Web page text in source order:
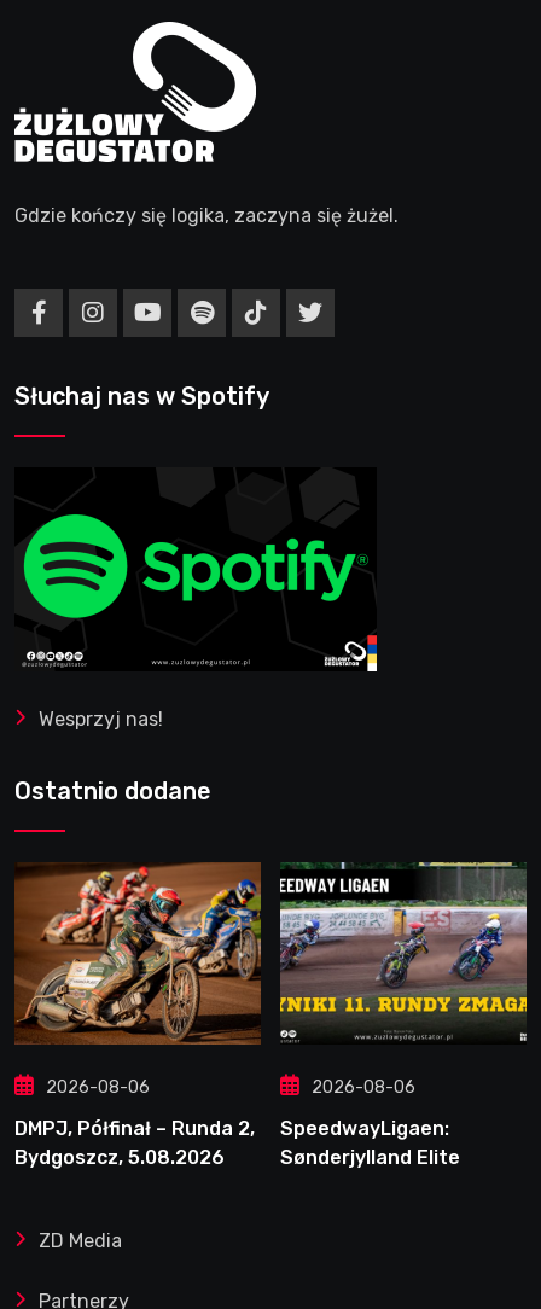
Gdzie kończy się logika, zaczyna się żużel.
Słuchaj nas w Spotify
Wesprzyj nas!
Ostatnio dodane
2026-08-06
DMPJ, Półfinał – Runda 2,
Bydgoszcz, 5.08.2026
2026-08-06
SpeedwayLigaen:
Sønderjylland Elite
ZD Media
Partnerzy